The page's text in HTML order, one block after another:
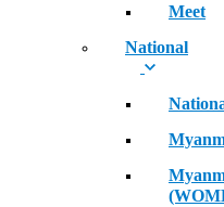
Meet
National